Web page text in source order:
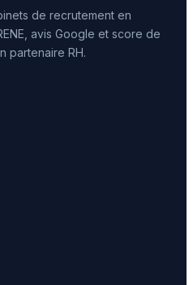
de recrutement en
avis Google et score de
partenaire RH.